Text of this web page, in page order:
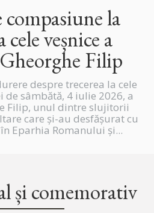
la
cele veșnice a
Filip
despre trecerea la cele
de sâmbătă, 4 iulie 2026, a
Filip, unul dintre slujitorii
care și-au desfășurat cu
Eparhia Romanului și...
și comemorativ